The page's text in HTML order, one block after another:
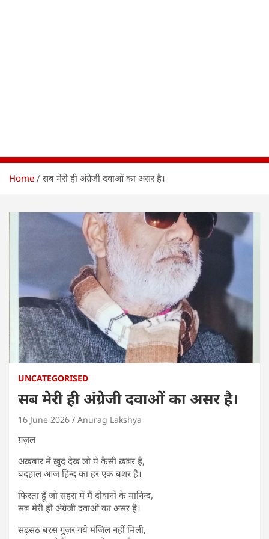
Home सब मेरी ही अंग्रेजी दवाओं का असर है।
UNCATEGORISED
सब मेरी ही अंग्रेजी दवाओं का असर है।
16 June 2026 Anurag Lakshya
ग़ज़ल
अख़बार में ख़ुद देख लो ये कैसी ख़बर है,
बदहाल आज हिन्द का हर एक बशर है।
फिरता हूँ जो सहरा में मैं दीवानों के मानिन्द,
सब मेरी ही अंग्रेजी दवाओं का असर है।
सढ़सठ बरस गुज़र गये मंजिल नहीं मिली,